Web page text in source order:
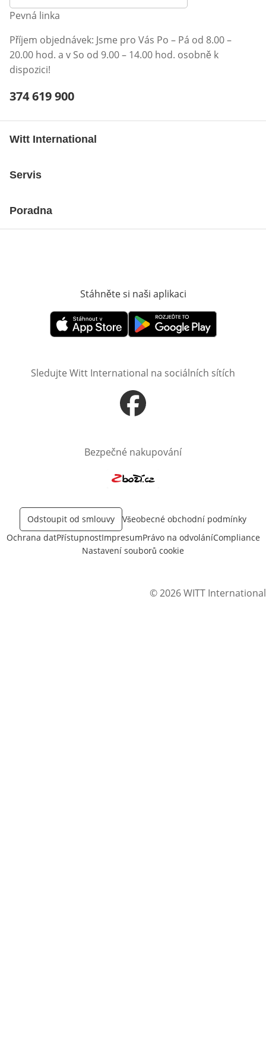
Pevná linka
Příjem objednávek: Jsme pro Vás Po – Pá od 8.00 –
20.00 hod. a v So od 9.00 – 14.00 hod. osobně k
dispozici!
Telefonní číslo:
374 619 900
Witt International
Servis
Poradna
Stáhněte si naši aplikaci
Otevře v novém okněOtevře v novém okně
Sledujte Witt International na sociálních sítích
Otevře v novém okně
Bezpečné nakupování
Odstoupit od smlouvy
Všeobecné obchodní podmínky
Ochrana datPřístupnostImpresumPrávo na odvoláníCompliance
Nastavení souborů cookie
© 2026 WITT International